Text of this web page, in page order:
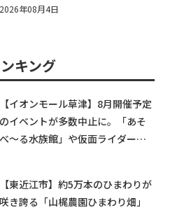
い企画をご紹介！
2026年08月4日
キング
【イオンモール草津】8月開催予定
のイベントが多数中止に。「あそ
べ〜る水族館」や仮面ライダーシ
【東近江市】約5万本のひまわりが
咲き誇る「山梶農園ひまわり畑」